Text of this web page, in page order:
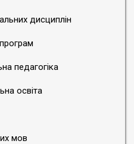
дисциплін
педагогіка
освіта
мов